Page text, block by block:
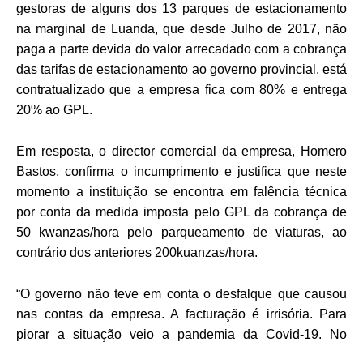
gestoras de alguns dos 13 parques de estacionamento
na marginal de Luanda, que desde Julho de 2017, não
paga a parte devida do valor arrecadado com a cobrança
das tarifas de estacionamento ao governo provincial, está
contratualizado que a empresa fica com 80% e entrega
20% ao GPL.
Em resposta, o director comercial da empresa, Homero
Bastos, confirma o incumprimento e justifica que neste
momento a instituição se encontra em falência técnica
por conta da medida imposta pelo GPL da cobrança de
50 kwanzas/hora pelo parqueamento de viaturas, ao
contrário dos anteriores 200kuanzas/hora.
“O governo não teve em conta o desfalque que causou
nas contas da empresa. A facturação é irrisória. Para
piorar a situação veio a pandemia da Covid-19. No